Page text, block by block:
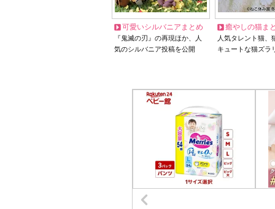
可愛いシルバニアまとめ
『鬼滅の刃』の再現ほか、人
気のシルバニア投稿を公開
癒やしの猫ま
人気タレント猫
キュートな猫ズラ